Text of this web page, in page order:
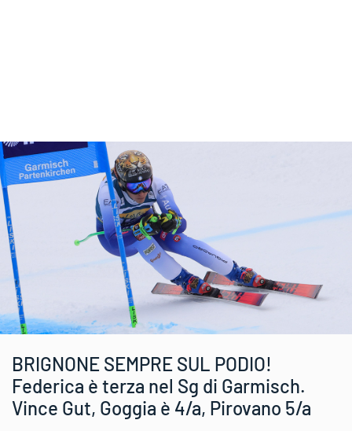
BRIGNONE SEMPRE SUL PODIO!
Federica è terza nel Sg di Garmisch.
Vince Gut, Goggia è 4/a, Pirovano 5/a